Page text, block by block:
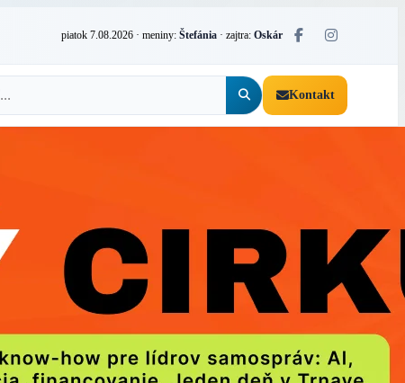
piatok 7.08.2026 · meniny: Štefánia · zajtra: Oskár
Kontakt